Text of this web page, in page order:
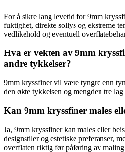
For å sikre lang levetid for 9mm
fuktighet, direkte sollys og ekstreme
vedlikehold og eventuell
Hva er vekten av 9mm
andre tykkelser?
9mm kryssfiner vil være tyngre enn
den økte tykkelsen og mengden tre
Kan 9mm kryssfiner males
Ja, 9mm kryssfiner kan males eller
designstiler og estetiske preferanser,
overflaten riktig før påføring av maling